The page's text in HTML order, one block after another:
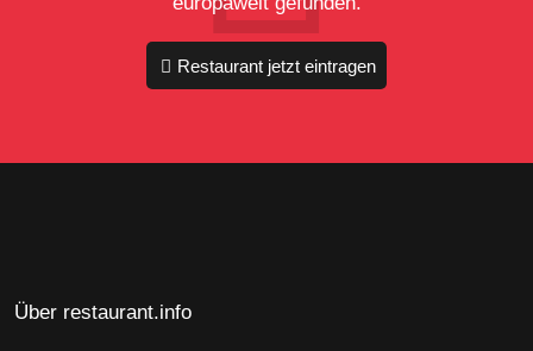
Restaurant jetzt eintragen
Über restaurant.info